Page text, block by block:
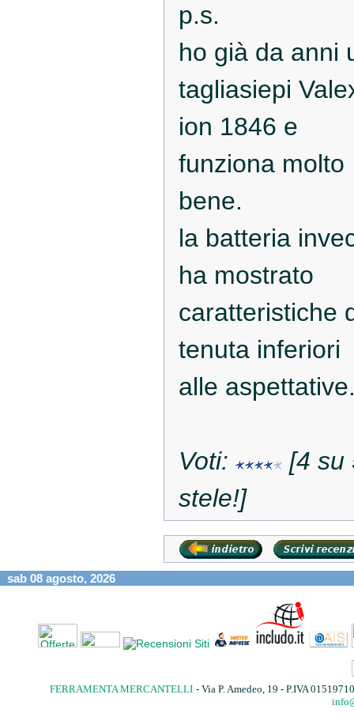
p.s.
ho già da anni
tagliasiepi
ion 1846 e
funziona molto
bene.
la batteria
ha mostrato
caratteristiche
tenuta inferiori
alle
Voti:
[4 su
stele!]
sab 08 agosto, 2026
FERRAMENTA MERCANTELLI - Via P. Amedeo, 19 - P.IVA